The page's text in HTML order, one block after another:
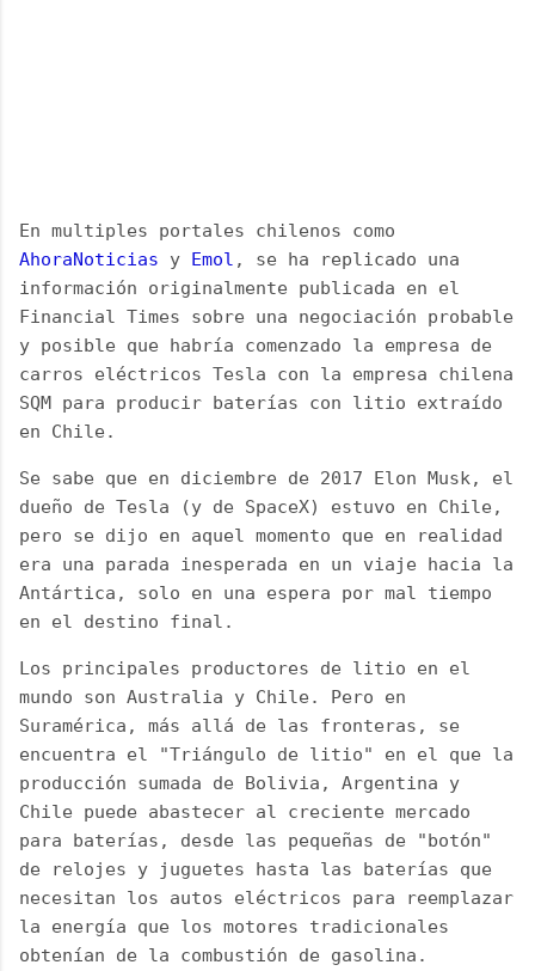
AhoraNoticias y Emol , se ha replicado una
información originalmente publicada en el
Financial Times sobre una negociación probable
y posible que habría comenzado la empresa de
carros eléctricos Tesla con la empresa chilena
SQM para producir baterías con litio extraído
en Chile.
Se sabe que en diciembre de 2017 Elon Musk, el
dueño de Tesla (y de SpaceX) estuvo en Chile,
pero se dijo en aquel momento que en realidad
era una parada inesperada en un viaje hacia la
Antártica, solo en una espera por mal tiempo
en el destino final.
Los principales productores de litio en el
mundo son Australia y Chile. Pero en
Suramérica, más allá de las fronteras, se
encuentra el "Triángulo de litio" en el que la
producción sumada de Bolivia, Argentina y
Chile puede abastecer al creciente mercado
para baterías, desde las pequeñas de "botón"
de relojes y juguetes hasta las baterías que
necesitan los autos eléctricos para reemplazar
la energía que los motores tradicionales